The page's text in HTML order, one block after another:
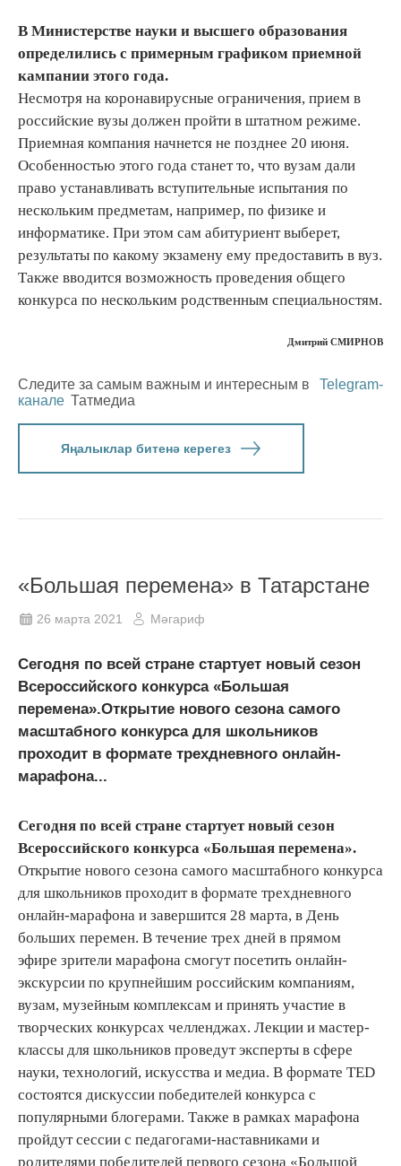
В Министерстве науки и высшего образования
определились с примерным графиком приемной
кампании этого года.
Несмотря на коронавирусные ограничения, прием в
российские вузы должен пройти в штатном режиме.
Приемная компания начнется не позднее 20 июня.
Особенностью этого года станет то, что вузам дали
право устанавливать вступительные испытания по
нескольким предметам, например, по физике и
информатике. При этом сам абитуриент выберет,
результаты по какому экзамену ему предоставить в вуз.
Также вводится возможность проведения общего
конкурса по нескольким родственным специальностям.
Дмитрий СМИРНОВ
Следите за самым важным и интересным в
Telegram-
канале Татмедиа
Яңалыклар битенә керегез
«Большая перемена» в Татарстане
26 марта 2021 Мәгариф
Сегодня по всей стране стартует новый сезон
Всероссийского конкурса «Большая
перемена».Открытие нового сезона самого
масштабного конкурса для школьников
проходит в формате трехдневного онлайн-
марафона...
Сегодня по всей стране стартует новый сезон
Всероссийского конкурса «Большая перемена».
Открытие нового сезона самого масштабного конкурса
для школьников проходит в формате трехдневного
онлайн-марафона и завершится 28 марта, в День
больших перемен. В течение трех дней в прямом
эфире зрители марафона смогут посетить онлайн-
экскурсии по крупнейшим российским компаниям,
вузам, музейным комплексам и принять участие в
творческих конкурсах челленджах. Лекции и мастер-
классы для школьников проведут эксперты в сфере
науки, технологий, искусства и медиа. В формате TED
состоятся дискуссии победителей конкурса с
популярными блогерами. Также в рамках марафона
пройдут сессии с педагогами-наставниками и
родителями победителей первого сезона «Большой